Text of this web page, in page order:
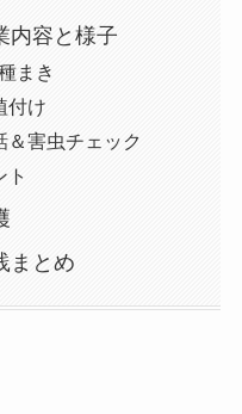
内容と様子
まき
付け
＆害虫チェック
ト
まとめ